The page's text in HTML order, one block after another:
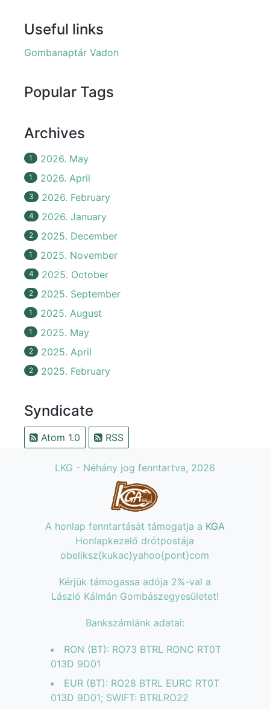
Useful links
Gombanaptár Vadon
Popular Tags
Archives
1 2026. May
1 2026. April
3 2026. February
4 2026. January
2 2025. December
1 2025. November
4 2025. October
2 2025. September
1 2025. August
1 2025. May
2 2025. April
2 2025. February
Syndicate
Atom 1.0 RSS
LKG - Néhány jog fenntartva, 2026
A honlap fenntartását támogatja a KGA
Honlapkezelő drótpostája
obeliksz{kukac}yahoo{pont}com
Kérjük támogassa adója 2%-val a
László Kálmán Gombászegyesületet!
Bankszámlánk adatai:
RON (BT): RO73 BTRL RONC RT0T
013D 9D01
EUR (BT): RO28 BTRL EURC RT0T
013D 9D01; SWIFT: BTRLRO22